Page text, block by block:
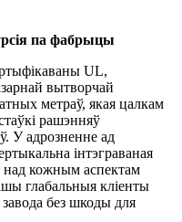
па фабрыцы
UL,
вытворчай
метраў, якая цалкам
рашэнняў
У адрозненне ад
інтэграваная
кожным аспектам
глабальныя кліенты
без шкоды для